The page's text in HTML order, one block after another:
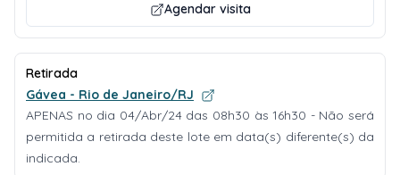
Agendar visita
Retirada
Gávea - Rio de Janeiro/RJ
APENAS no dia 04/Abr/24 das 08h30 às 16h30 - Não será
permitida a retirada deste lote em data(s) diferente(s) da
indicada.